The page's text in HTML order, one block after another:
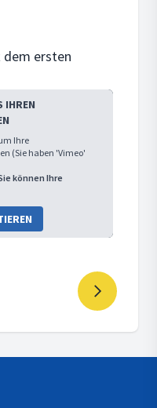
ersten
D
Ihre
(Sie haben 'Vimeo'
können Ihre